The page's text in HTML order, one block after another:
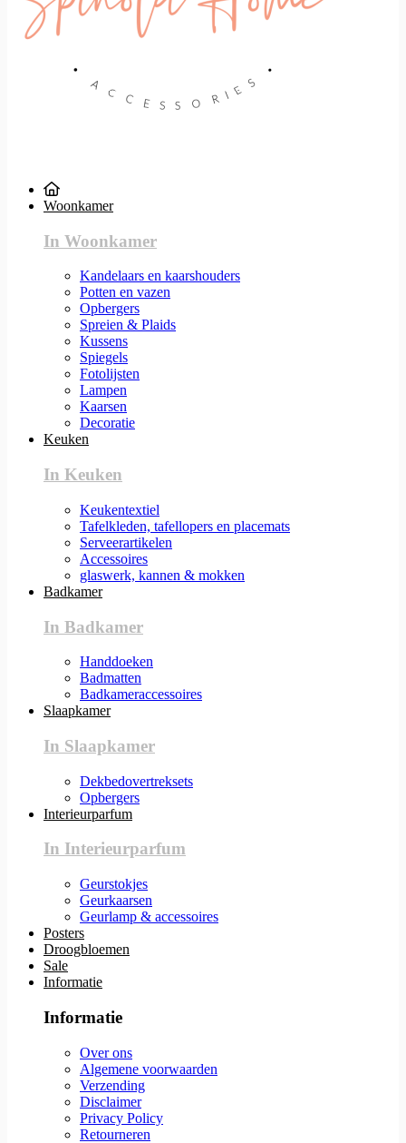
Woonkamer
In Woonkamer
Kandelaars en kaarshouders
Potten en vazen
Opbergers
Spreien & Plaids
Kussens
Spiegels
Fotolijsten
Lampen
Kaarsen
Decoratie
Keuken
In Keuken
Keukentextiel
Tafelkleden, tafellopers en placemats
Serveerartikelen
Accessoires
glaswerk, kannen & mokken
Badkamer
In Badkamer
Handdoeken
Badmatten
Badkameraccessoires
Slaapkamer
In Slaapkamer
Dekbedovertreksets
Opbergers
Interieurparfum
In Interieurparfum
Geurstokjes
Geurkaarsen
Geurlamp & accessoires
Posters
Droogbloemen
Sale
Informatie
Informatie
Over ons
Algemene voorwaarden
Verzending
Disclaimer
Privacy Policy
Retourneren